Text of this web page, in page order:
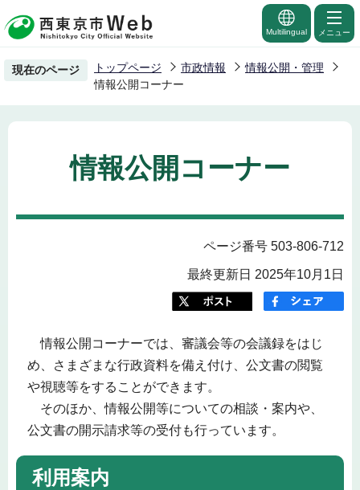
の
ー
Multilingual メニュー
現在のページ トップページ 市政情報
情報公開・管理
情報公開コーナー
情報公開コーナー
ページ番号 503-806-712
最終更新日 2025年10月1日
情報公開コーナーでは、審議会等の会議録をはじ
め、さまざまな行政資料を備え付け、公文書の閲覧
や視聴等をすることができます。
そのほか、情報公開等についての相談・案内や、
公文書の開示請求等の受付も行っています。
利用案内